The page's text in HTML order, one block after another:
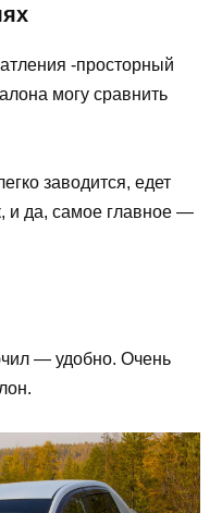
-просторный
могу сравнить
заводится, едет
и да, самое главное —
— удобно. Очень